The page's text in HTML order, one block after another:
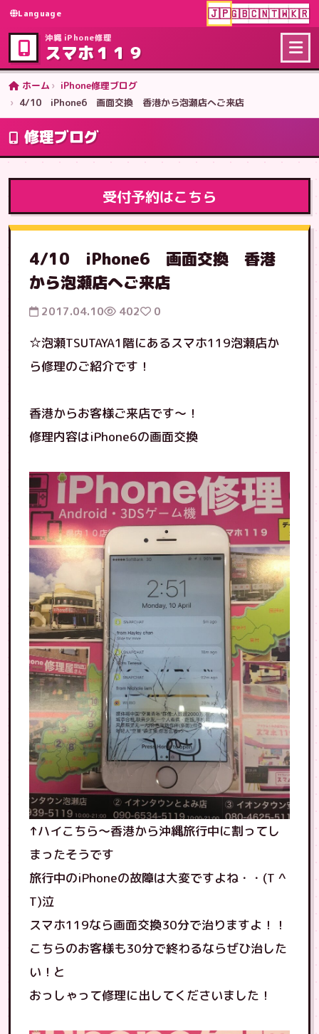
Language 🇯🇵🇬🇧🇨🇳🇹🇼🇰🇷
沖縄 iPhone修理
スマホ１１９
ホーム
iPhone修理ブログ
4/10 iPhone6 画面交換 香港から泡瀬店へご来店
修理ブログ
受付予約はこちら
4/10 iPhone6 画面交換 香港
から泡瀬店へご来店
2017.04.10 402 0
☆泡瀬TSUTAYA1階にあるスマホ119泡瀬店か
ら修理のご紹介です！
香港からお客様ご来店です〜！
修理内容はiPhone6の画面交換
↑ハイこちら〜香港から沖縄旅行中に割ってし
まったそうです
旅行中のiPhoneの故障は大変ですよね・・(T ^
T)泣
スマホ119なら画面交換30分で治りますよ！！
こちらのお客様も30分で終わるならぜひ治した
い！と
おっしゃって修理に出してくださいました！